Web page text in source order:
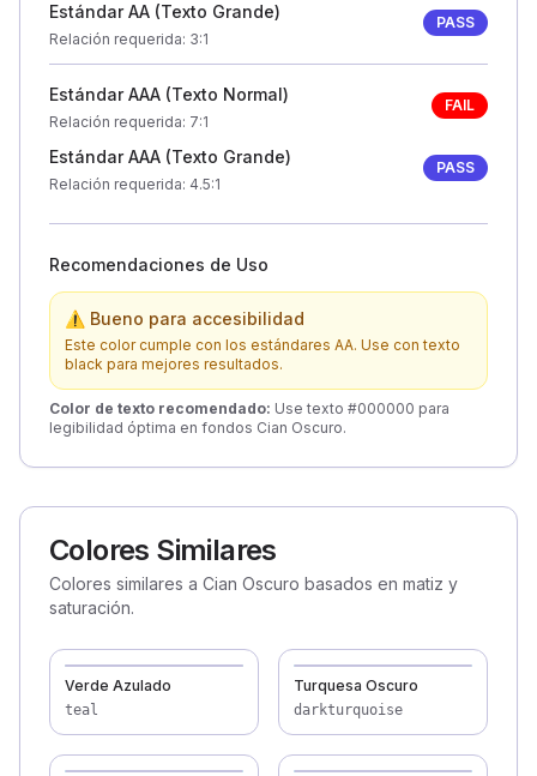
Estándar AA (Texto Grande)
Relación requerida: 3:1
PASS
Estándar AAA (Texto Normal)
Relación requerida: 7:1
FAIL
Estándar AAA (Texto Grande)
Relación requerida: 4.5:1
PASS
Recomendaciones de Uso
⚠ Bueno para accesibilidad
Este color cumple con los estándares AA. Use con texto
black para mejores resultados.
Color de texto recomendado: Use texto #000000 para
legibilidad óptima en fondos Cian Oscuro.
Colores Similares
Colores similares a Cian Oscuro basados en matiz y
saturación.
Verde Azulado
teal
Turquesa Oscuro
darkturquoise